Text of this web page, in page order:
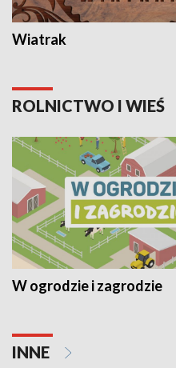
Wiatrak
ROLNICTWO I WIEŚ
W ogrodzie i zagrodzie
INNE